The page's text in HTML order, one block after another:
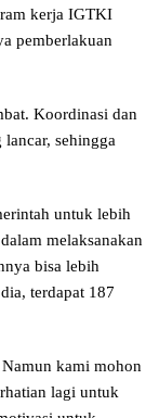
kerja IGTKI
pemberlakuan
Koordinasi dan
sehingga
untuk lebih
melaksanakan
bisa lebih
terdapat 187
kami mohon
lagi untuk